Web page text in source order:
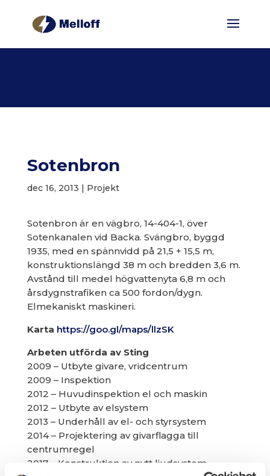
Sotenbron
dec 16, 2013 | Projekt
Sotenbron är en vägbro, 14-404-1, över
Sotenkanalen vid Backa. Svängbro, byggd
1935, med en spännvidd på 21,5 + 15,5 m,
konstruktionslängd 38 m och bredden 3,6 m.
Avstånd till medel högvattenyta 6,8 m och
årsdygnstrafiken ca 500 fordon/dygn.
Elmekaniskt maskineri.
Karta https://goo.gl/maps/llzSK
Arbeten utförda av Sting
2009 – Utbyte givare, vridcentrum
2009 – Inspektion
2012 – Huvudinspektion el och maskin
2012 – Utbyte av elsystem
2013 – Underhåll av el- och styrsystem
2014 – Projektering av givarflagga till
centrumregel
2017 – Konstruktion av nytt ljudsystem